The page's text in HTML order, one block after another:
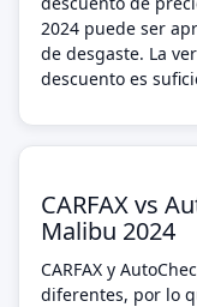
2024 puede ser
de desgaste. La
descuento es
CARFAX vs
Malibu 2024
CARFAX y
diferentes, por lo